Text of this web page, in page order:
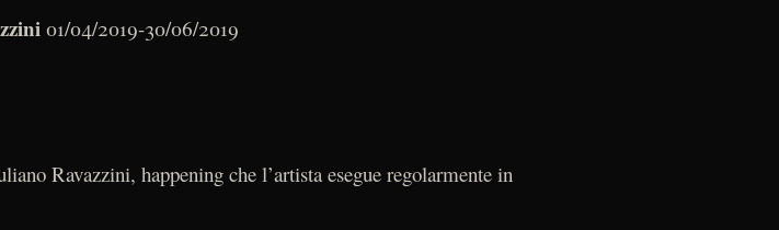
01/04/2019-30/06/2019
Ravazzini, happening che l’artista esegue regolarmente in